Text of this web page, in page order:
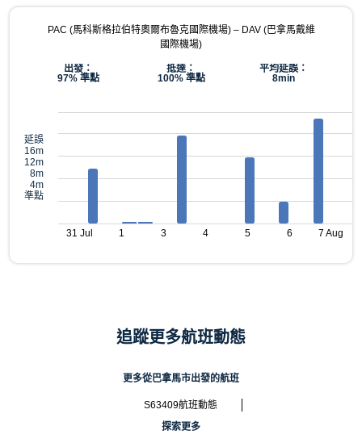
PAC (馬科斯格拉伯特奧爾布魯克國際機場) – DAV (巴拿馬戴維
國際機場)
出發：
97% 準點
抵達：
100% 準點
平均延誤：
8min
延誤
16m
12m
8m
4m
準點
31 Jul 1 3 4 5 6 7 Aug
追蹤更多航班動態
更多從巴拿馬市出發的航班
S63409航班動態
探索更多